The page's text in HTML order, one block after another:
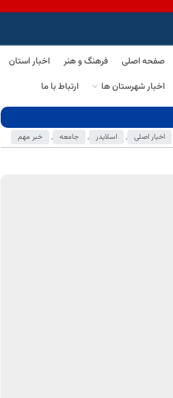
صفحه اصلی فرهنگ و هنر اخبار استان
اخبار شهرستان ها
ارتباط با ما
اخبار اصلی , اسلایدر , جامعه , خبر مهم